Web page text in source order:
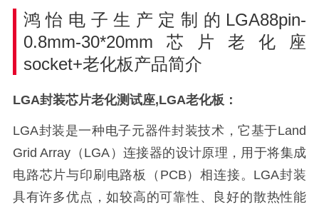
鸿怡电子生产定制的LGA88pin-
0.8mm-30*20mm芯片老化座
socket+老化板产品简介
LGA封装芯片老化测试座,LGA老化板：
LGA封装是一种电子元器件封装技术，它基于Land
Grid Array（LGA）连接器的设计原理，用于将集成
电路芯片与印刷电路板（PCB）相连接。LGA封装
具有许多优点，如较高的可靠性、良好的散热性能